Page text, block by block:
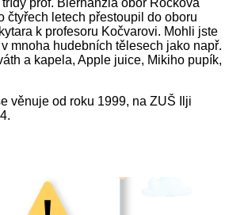
prof. Bierhanzla obor Rocková
čtyřech letech přestoupil do oboru
k profesoru Kočvarovi. Mohli jste
mnoha hudebních tělesech jako např.
a kapela, Apple juice, Mikiho pupík,
věnuje od roku 1999, na ZUŠ Ilji